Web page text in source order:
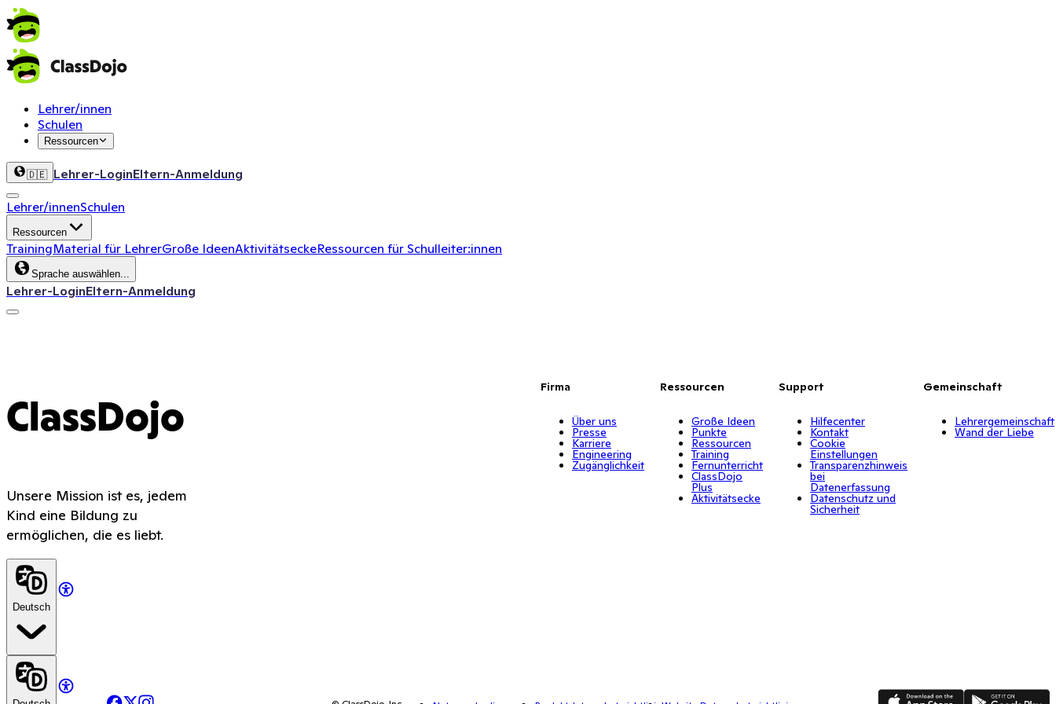
Lehrer/innen
Schulen
Ressourcen
🇩🇪 Lehrer-LoginEltern-Anmeldung
Lehrer/innenSchulen
Ressourcen
TrainingMaterial für LehrerGroße IdeenAktivitätseckeRessourcen für Schulleiter:innen
Sprache auswählen...
Lehrer-LoginEltern-Anmeldung
ClassDojo
Unsere Mission ist es, jedem
Kind eine Bildung zu
ermöglichen, die es liebt.
Deutsch
Firma
Über uns
Presse
Karriere
Engineering
Zugänglichkeit
Ressourcen
Große Ideen
Punkte
Ressourcen
Training
Fernunterricht
ClassDojo
Plus
Aktivitätsecke
Support
Hilfecenter
Kontakt
Cookie
Einstellungen
Transparenzhinweis
bei
Datenerfassung
Datenschutz und
Sicherheit
Gemeinschaft
Lehrergemeinschaft
Wand der Liebe
App Store Google Play